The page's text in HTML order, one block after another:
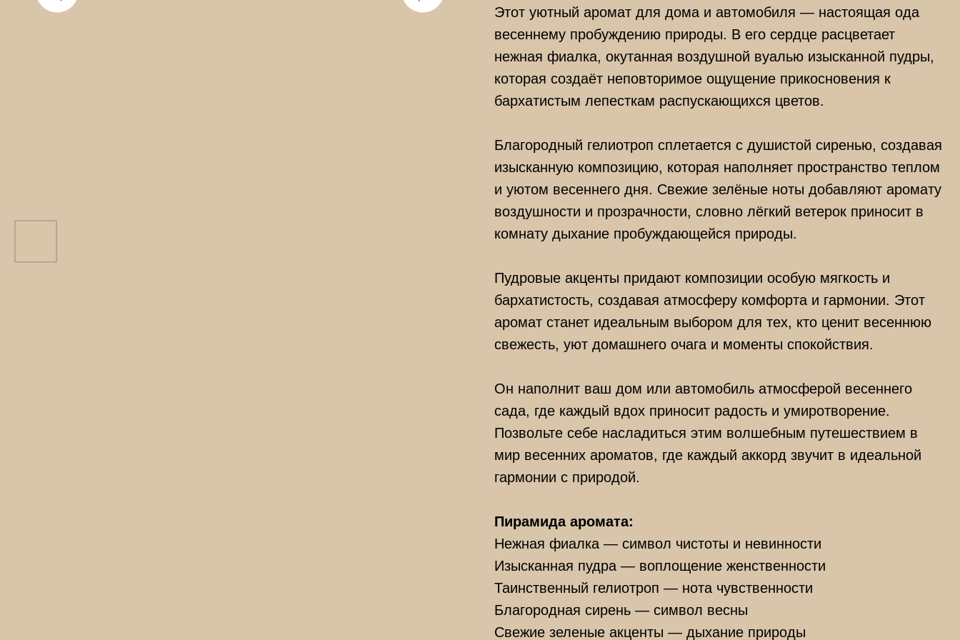
Этот уютный аромат для дома и автомобиля — настоящая ода
весеннему пробуждению природы. В его сердце расцветает
нежная фиалка, окутанная воздушной вуалью изысканной пудры,
которая создаёт неповторимое ощущение прикосновения к
бархатистым лепесткам распускающихся цветов.
Благородный гелиотроп сплетается с душистой сиренью, создавая
изысканную композицию, которая наполняет пространство теплом
и уютом весеннего дня. Свежие зелёные ноты добавляют аромату
воздушности и прозрачности, словно лёгкий ветерок приносит в
комнату дыхание пробуждающейся природы.
Пудровые акценты придают композиции особую мягкость и
бархатистость, создавая атмосферу комфорта и гармонии. Этот
аромат станет идеальным выбором для тех, кто ценит весеннюю
свежесть, уют домашнего очага и моменты спокойствия.
Он наполнит ваш дом или автомобиль атмосферой весеннего
сада, где каждый вдох приносит радость и умиротворение.
Позвольте себе насладиться этим волшебным путешествием в
мир весенних ароматов, где каждый аккорд звучит в идеальной
гармонии с природой.
Пирамида аромата:
Нежная фиалка — символ чистоты и невинности
Изысканная пудра — воплощение женственности
Таинственный гелиотроп — нота чувственности
Благородная сирень — символ весны
Свежие зеленые акценты — дыхание природы